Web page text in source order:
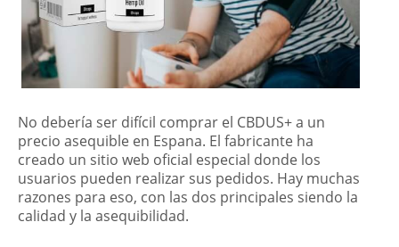
No debería ser difícil comprar el CBDUS+ a un
precio asequible en Espana. El fabricante ha
creado un sitio web oficial especial donde los
usuarios pueden realizar sus pedidos. Hay muchas
razones para eso, con las dos principales siendo la
calidad y la asequibilidad.